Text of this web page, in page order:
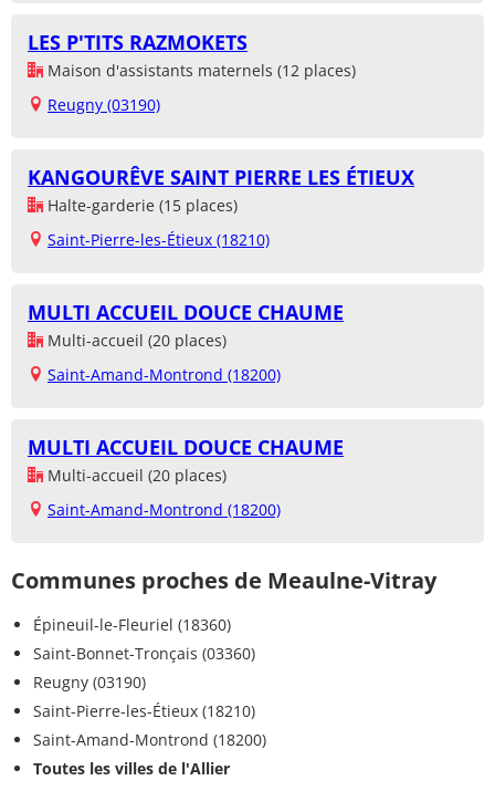
LES P'TITS RAZMOKETS
Maison d'assistants maternels (12 places)
Reugny (03190)
KANGOURÊVE SAINT PIERRE LES ÉTIEUX
Halte-garderie (15 places)
Saint-Pierre-les-Étieux (18210)
MULTI ACCUEIL DOUCE CHAUME
Multi-accueil (20 places)
Saint-Amand-Montrond (18200)
MULTI ACCUEIL DOUCE CHAUME
Multi-accueil (20 places)
Saint-Amand-Montrond (18200)
Communes proches de Meaulne-Vitray
Épineuil-le-Fleuriel (18360)
Saint-Bonnet-Tronçais (03360)
Reugny (03190)
Saint-Pierre-les-Étieux (18210)
Saint-Amand-Montrond (18200)
Toutes les villes de l'Allier